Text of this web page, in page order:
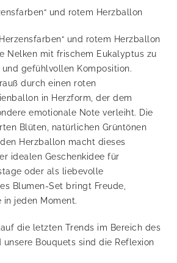
und rotem Herzballon
und rotem Herzballon
Nelken mit frischem Eukalyptus zu
gefühlvollen Komposition.
durch einen roten
in Herzform, der dem
emotionale Note verleiht. Die
Blüten, natürlichen Grüntönen
Herzballon macht dieses
idealen Geschenkidee für
oder als liebevolle
Blumen-Set bringt Freude,
in jeden Moment.
die letzten Trends im Bereich des
unsere Bouquets sind die Reflexion